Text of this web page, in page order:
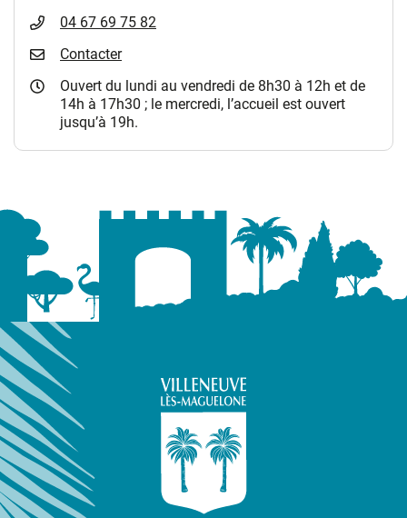
04 67 69 75 82
Contacter
Ouvert du lundi au vendredi de 8h30 à 12h et de
14h à 17h30 ; le mercredi, l’accueil est ouvert
jusqu’à 19h.